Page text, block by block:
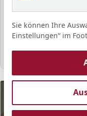
Sortierung
Sie können Ihre
Einstellungen“ im